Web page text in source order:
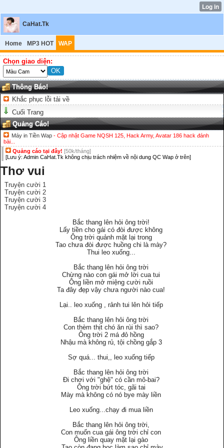
CaHat.Tk
Home MP3 HOT WAP
Chọn giao diện:
Thông Báo!
Khắc phục lỗi tải về
Cuối Trang
Quảng Cáo!
Máy in Tiền Wap - Cập nhật Game NQSH 125, Hack Army, Avatar 186 hack đánh
bài...
Quảng cáo tại đây! [50k/tháng]
[Lưu ý: Admin CaHat.Tk không chịu trách nhiệm về nội dung QC Wap ở trên]
Thơ vui
Truyện cười 1
Truyện cười 2
Truyện cười 3
Truyện cười 4
Bắc thang lên hỏi ông trời!
Lấy tiền cho gái có đòi được không
Ông trời quảnh mặt lại trong
Tao chưa đòi được huồng chi là mày?
Thui leo xuống...
Bắc thang lên hỏi ông trời
Chừng nào con gái mở lời cua tui
Ông liền mở miệng cười ruồi
Ta đây đẹp vậy chưa người nào cua!
Lại.. leo xuống , rảnh tui lên hỏi tiếp
Bắc thang lên hỏi ông trời
Con thèm thịt chó ăn rùi thì sao?
Ông trời 2 má đỏ hồng
Nhậu mà không rủ, tội chồng gắp 3
Sợ quá... thui,, leo xuống tiếp
Bắc thang lên hỏi ông trời
Đi chơi với "ghệ" có cần mô-bai?
Ông trời bứt tóc, gãi tai
Mày mà không có nó bye mày liền
Leo xuống...chạy đi mua liền
Bắc thang lên hỏi ông trời,
Con muốn cua gái ông trời chỉ con
Ông liền quay mặt lại gào